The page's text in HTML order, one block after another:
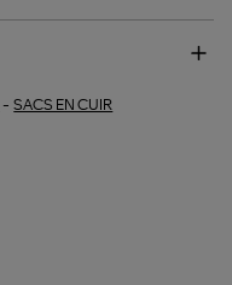
-SACS EN CUIR